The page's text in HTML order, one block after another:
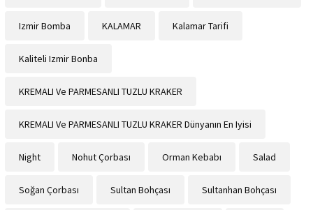
Izmir Bomba KALAMAR Kalamar Tarifi
Kaliteli Izmir Bonba
KREMALI Ve PARMESANLI TUZLU KRAKER
KREMALI Ve PARMESANLI TUZLU KRAKER Dünyanın En Iyisi
Night Nohut Çorbası Orman Kebabı Salad
Soğan Çorbası Sultan Bohçası Sultanhan Bohçası